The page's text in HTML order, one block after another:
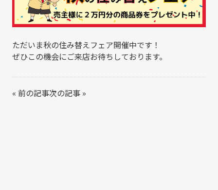
ただいま秋の住み替えフェア開催中です！
ぜひこの機会にご来店お待ちしております。
« 前の記事次の記事 »